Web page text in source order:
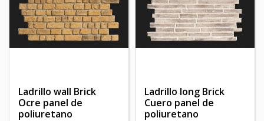
Ladrillo wall Brick
Ocre panel de
poliuretano
Ladrillo long Brick
Cuero panel de
poliuretano